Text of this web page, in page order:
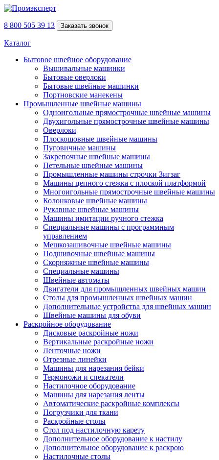
8 800 505 39 13 Заказать звонок
Каталог
Бытовое швейное оборудование
Вышивальные машинки
Бытовые оверлоки
Бытовые швейные машинки
Портновские манекены
Промышленные швейные машины
Одноигольные прямострочные швейные машины
Двухигольные прямострочные швейные машины
Оверлоки
Плоскошовные швейные машины
Пуговичные машины
Закрепочные швейные машины
Петельные швейные машины
Промышленные машины строчки Зигзаг
Машины цепного стежка с плоской платформой
Многоигольные прямострочные швейные машины
Колонковые швейные машины
Рукавные швейные машины
Машины имитации ручного стежка
Специальные машины с программным
управлением
Мешкозашивочные швейные машины
Подшивочные швейные машины
Скорняжные швейные машины
Специальные машины
Швейные автоматы
Двигатели для промышленных швейных машин
Столы для промышленных швейных машин
Дополнительные устройства для швейных машин
Швейные машины для обуви
Раскройное оборудование
Дисковые раскройные ножи
Вертикальные раскройные ножи
Ленточные ножи
Отрезные линейки
Машины для нарезания бейки
Термоножи и спекатели
Настилочное оборудование
Машины для нарезания ленты
Автоматические раскройные комплексы
Погрузчики для ткани
Раскройные столы
Стол под настилочную карету
Дополнительное оборудование к настилу
Дополнительное оборудование к раскрою
Настилочные столы